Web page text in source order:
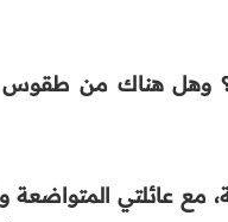
وهل هناك من طقوس
مع عائلتي المتواضعة